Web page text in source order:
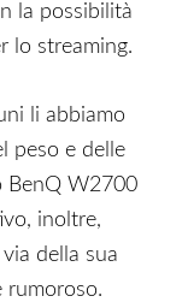
la possibilità
lo streaming.
li abbiamo
peso e delle
BenQ W2700
inoltre,
della sua
rumoroso.